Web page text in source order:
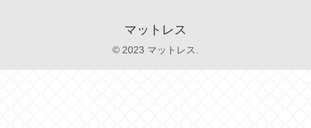
マットレス
© 2023 マットレス.